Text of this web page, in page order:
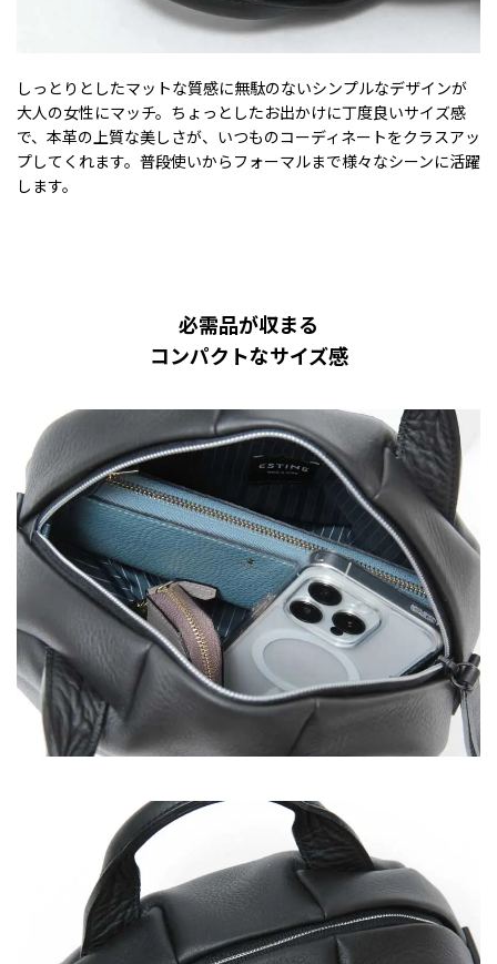
しっとりとしたマットな質感に無駄のないシンプルなデザインが
大人の女性にマッチ。ちょっとしたお出かけに丁度良いサイズ感
で、本革の上質な美しさが、いつものコーディネートをクラスアッ
プしてくれます。普段使いからフォーマルまで様々なシーンに活躍
します。
必需品が収まる
コンパクトなサイズ感